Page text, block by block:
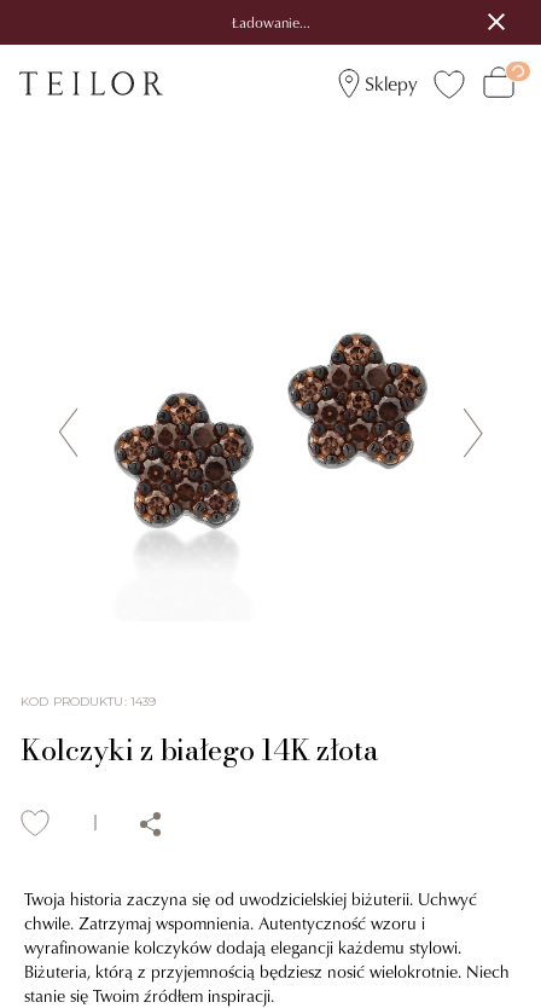
Ładowanie...
Sklepy
KOD PRODUKTU: 1439
Kolczyki z białego 14K złota
Twoja historia zaczyna się od uwodzicielskiej biżuterii. Uchwyć
chwile. Zatrzymaj wspomnienia. Autentyczność wzoru i
wyrafinowanie kolczyków dodają elegancji każdemu stylowi.
Biżuteria, którą z przyjemnością będziesz nosić wielokrotnie. Niech
stanie się Twoim źródłem inspiracji.